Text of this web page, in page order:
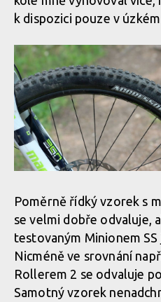
k dispozici pouze v
Poměrně řídký vzorek s
se velmi dobře odvaluje,
testovaným Minionem
Nicméně ve srovnání
Rollerem 2 se odvaluje
Samotný vzorek